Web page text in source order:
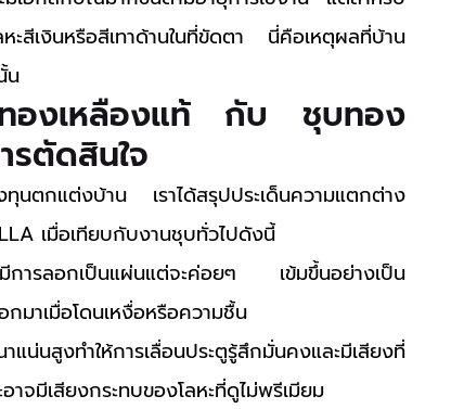
ะสีเงินหรือสีเทาด้านในที่ขัดตา นี่คือเหตุผลที่บ้าน
น
ทองเหลืองแท้ กับ ชุบทอง
รตัดสินใจ
นตกแต่งบ้าน เราได้สรุปประเด็นความแตกต่าง
เมื่อเทียบกับงานชุบทั่วไปดังนี้
รลอกเป็นแผ่นแต่จะค่อยๆ เข้มขึ้นอย่างเป็น
มาเมื่อโดนเหงื่อหรือความชื้น
น่นสูงทำให้การเลื่อนประตูรู้สึกมั่นคงและมีเสียงที่
าจมีเสียงกระทบของโลหะที่ดูไม่พรีเมียม